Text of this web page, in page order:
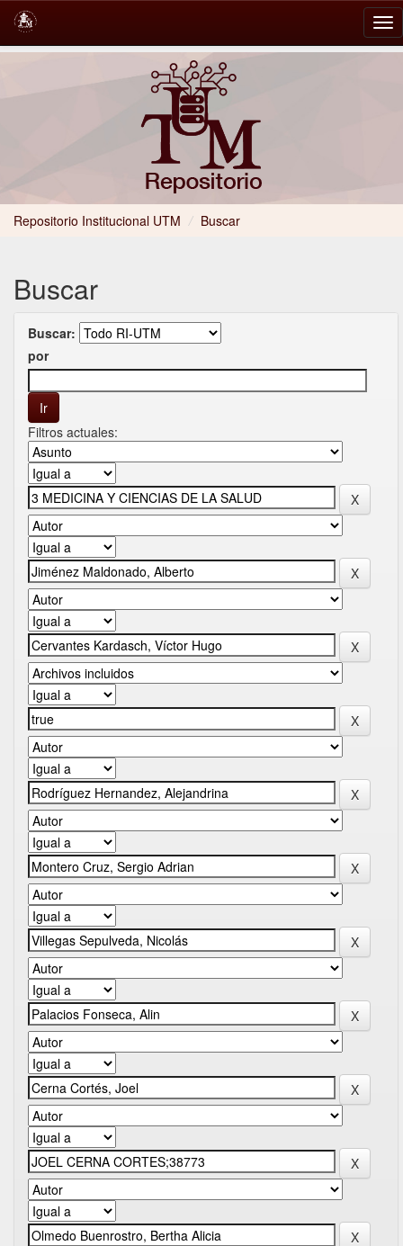
Repositorio Institucional UTM / Buscar
Buscar
Buscar:
por
Filtros actuales: